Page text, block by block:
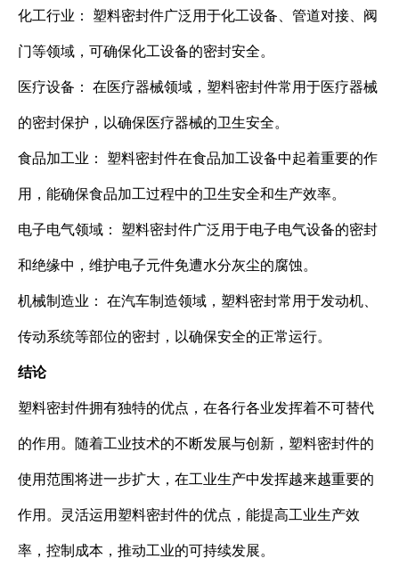
化工行业： 塑料密封件广泛用于化工设备、管道对接、阀
门等领域，可确保化工设备的密封安全。
医疗设备： 在医疗器械领域，塑料密封件常用于医疗器械
的密封保护，以确保医疗器械的卫生安全。
食品加工业： 塑料密封件在食品加工设备中起着重要的作
用，能确保食品加工过程中的卫生安全和生产效率。
电子电气领域： 塑料密封件广泛用于电子电气设备的密封
和绝缘中，维护电子元件免遭水分灰尘的腐蚀。
机械制造业： 在汽车制造领域，塑料密封常用于发动机、
传动系统等部位的密封，以确保安全的正常运行。
结论
塑料密封件拥有独特的优点，在各行各业发挥着不可替代
的作用。随着工业技术的不断发展与创新，塑料密封件的
使用范围将进一步扩大，在工业生产中发挥越来越重要的
作用。灵活运用塑料密封件的优点，能提高工业生产效
率，控制成本，推动工业的可持续发展。